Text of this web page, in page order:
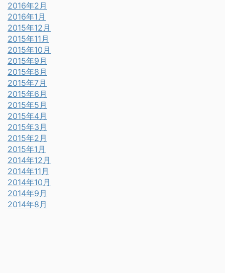
2016年2月
2016年1月
2015年12月
2015年11月
2015年10月
2015年9月
2015年8月
2015年7月
2015年6月
2015年5月
2015年4月
2015年3月
2015年2月
2015年1月
2014年12月
2014年11月
2014年10月
2014年9月
2014年8月